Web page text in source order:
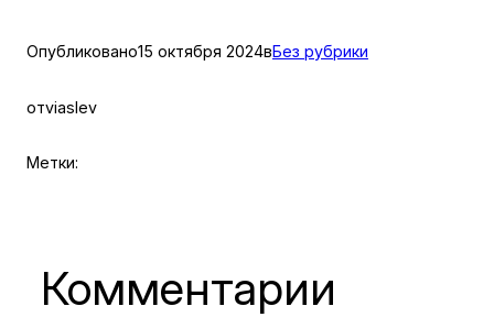
Опубликовано15 октября 2024вБез рубрики
отviaslev
Метки:
Комментарии